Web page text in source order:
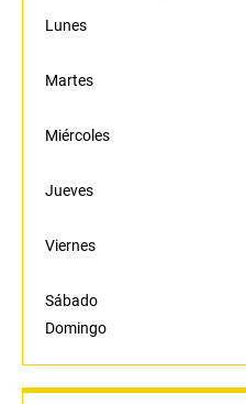
Lunes
Martes
Miércoles
Jueves
Viernes
Sábado
Domingo